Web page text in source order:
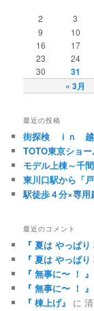
« 3月
2
3
9
10
16
17
23
24
30
31
最近の投稿
街探検 ｉｎ 越
TOTO東京ショ
モデル上棟～千
東川口駅から「
駅徒歩４分×専用
最近のコメント
『 夏は やっぱり
『 夏は やっぱり
『 無事に〜 ！ 』
『 無事に〜 ！ 』
『 棟上げ』
に